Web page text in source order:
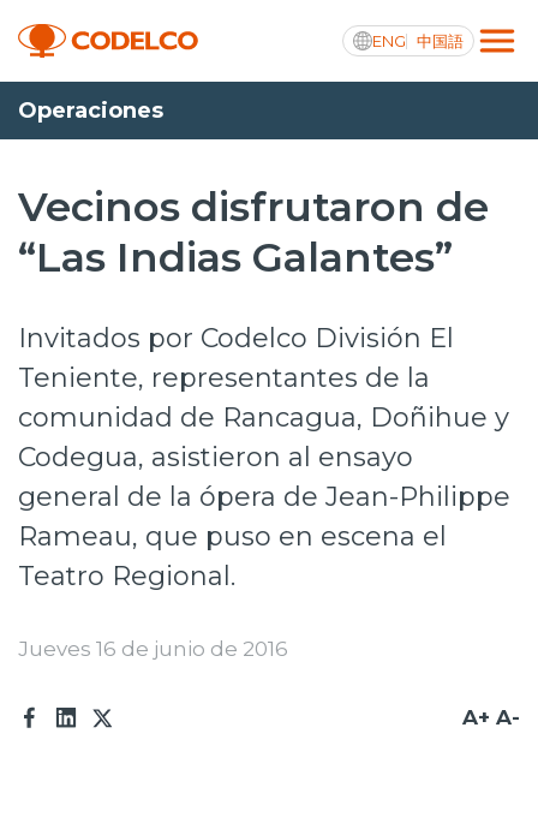
ENG 中国語
Transparencia activa
Nosotros
Proyectos
Sustentabilidad
Innovación
Prensa
Canales de denuncia
Operaciones
Vecinos disfrutaron de
“Las Indias Galantes”
Invitados por Codelco División El
Teniente, representantes de la
comunidad de Rancagua, Doñihue y
Codegua, asistieron al ensayo
general de la ópera de Jean-Philippe
Rameau, que puso en escena el
Teatro Regional.
Jueves 16 de junio de 2016
A+ A-